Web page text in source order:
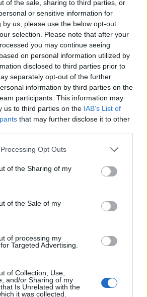
of the sale, sharing to third parties, or
or sensitive information for
by us, please use the below opt-out
selection. Please note that after your
you may continue seeing
on personal information utilized by
disclosed to third parties prior to
separately opt-out of the further
information by third parties on the
participants. This information may
us to third parties on the IAB’s List of
that may further disclose it to other
website/app uses one or more Google
or usage behaviour. You may click to
to Google and its third-party tags to
specified purposes in below Google
Opt Outs
of the Sharing of my
of the Sale of my
of processing my
Targeted Advertising.
of Collection, Use,
and/or Sharing of my
Is Unrelated with the
it was collected.
Színház
22.
story Karády Katalinról címmel
saját színdarabját viszi színre.
„Jónak vagy rossznak
nehéz teher”
01.